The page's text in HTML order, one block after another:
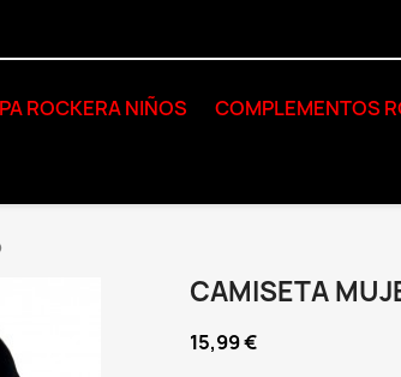
ROCKERA NIÑOS COMPLEMENTOS
CAMISETA
15,99 €